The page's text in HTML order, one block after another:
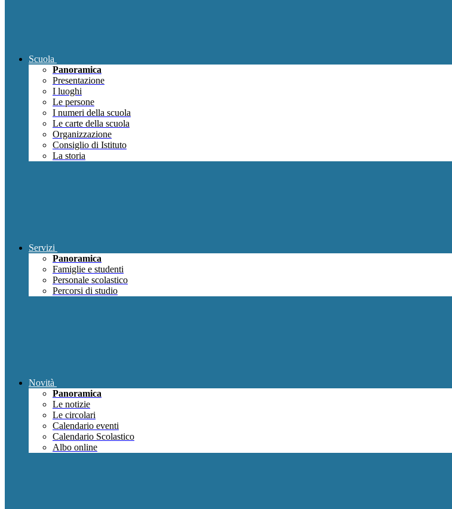
Scuola
Panoramica
Presentazione
I luoghi
Le persone
I numeri della scuola
Le carte della scuola
Organizzazione
Consiglio di Istituto
La storia
Servizi
Panoramica
Famiglie e studenti
Personale scolastico
Percorsi di studio
Novità
Panoramica
Le notizie
Le circolari
Calendario eventi
Calendario Scolastico
Albo online